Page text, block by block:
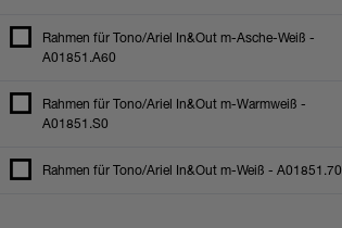
Rahmen für Tono/Ariel In&Out m-Asche-Weiß -
A01851.A60
Rahmen für Tono/Ariel In&Out m-Warmweiß -
A01851.S0
Rahmen für Tono/Ariel In&Out m-Weiß - A01851.70